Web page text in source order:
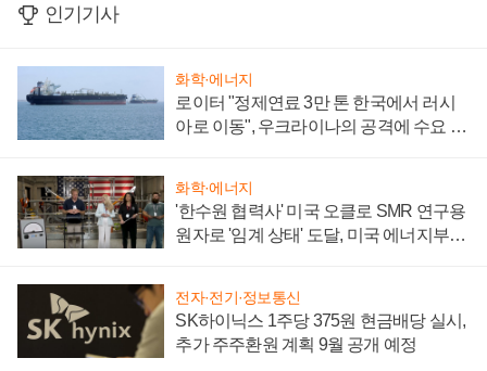
인기기사
화학·에너지
로이터 "정제연료 3만 톤 한국에서 러시
아로 이동", 우크라이나의 공격에 수요 늘
화학·에너지
'한수원 협력사' 미국 오클로 SMR 연구용
원자로 '임계 상태' 도달, 미국 에너지부
전자·전기·정보통신
SK하이닉스 1주당 375원 현금배당 실시,
추가 주주환원 계획 9월 공개 예정